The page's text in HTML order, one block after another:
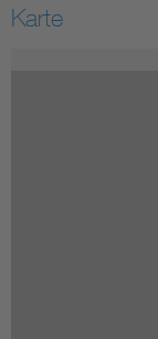
Karte